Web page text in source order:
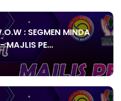
: SEGMEN MINDA
MAJLIS PE...